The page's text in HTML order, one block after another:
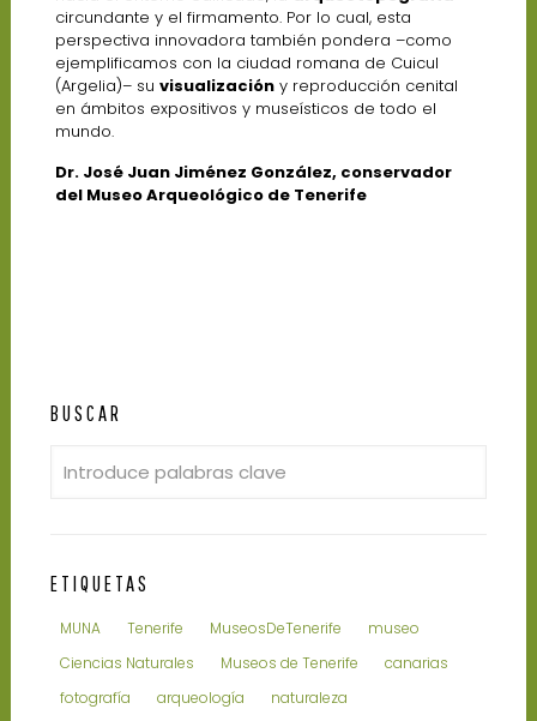
circundante y el firmamento. Por lo cual, esta
perspectiva innovadora también pondera –como
ejemplificamos con la ciudad romana de Cuicul
(Argelia)– su visualizacióny reproducción cenital
en ámbitos expositivos y museísticos de todo el
mundo.
Dr. José Juan Jiménez González, conservador
del Museo Arqueológico de Tenerife
BUSCAR
ETIQUETAS
MUNA Tenerife MuseosDeTenerife
museo
Ciencias Naturales
Museos de Tenerife
canarias
fotografía
arqueología
naturaleza